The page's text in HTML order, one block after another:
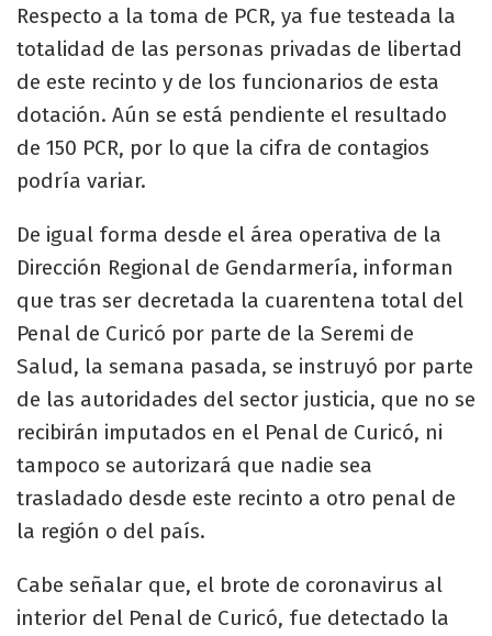
Respecto a la toma de PCR, ya fue testeada la
totalidad de las personas privadas de libertad
de este recinto y de los funcionarios de esta
dotación. Aún se está pendiente el resultado
de 150 PCR, por lo que la cifra de contagios
podría variar.
De igual forma desde el área operativa de la
Dirección Regional de Gendarmería, informan
que tras ser decretada la cuarentena total del
Penal de Curicó por parte de la Seremi de
Salud, la semana pasada, se instruyó por parte
de las autoridades del sector justicia, que no se
recibirán imputados en el Penal de Curicó, ni
tampoco se autorizará que nadie sea
trasladado desde este recinto a otro penal de
la región o del país.
Cabe señalar que, el brote de coronavirus al
interior del Penal de Curicó, fue detectado la